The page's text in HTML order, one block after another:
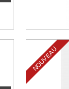
NOUVEAU